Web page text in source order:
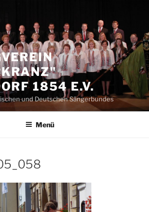
1854 E.V.
und Deutschen Sängerbundes
Menü